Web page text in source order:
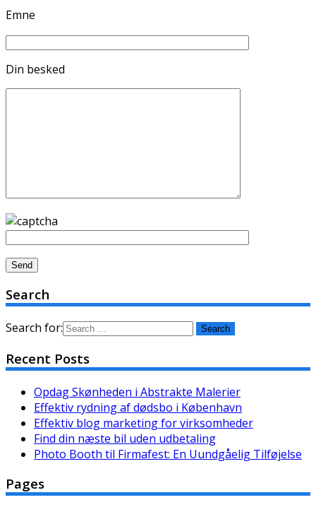
Emne
Din besked
Search
Search for:
Recent Posts
Opdag Skønheden i Abstrakte Malerier
Effektiv rydning af dødsbo i København
Effektiv blog marketing for virksomheder
Find din næste bil uden udbetaling
Photo Booth til Firmafest: En Uundgåelig Tilføjelse
Pages